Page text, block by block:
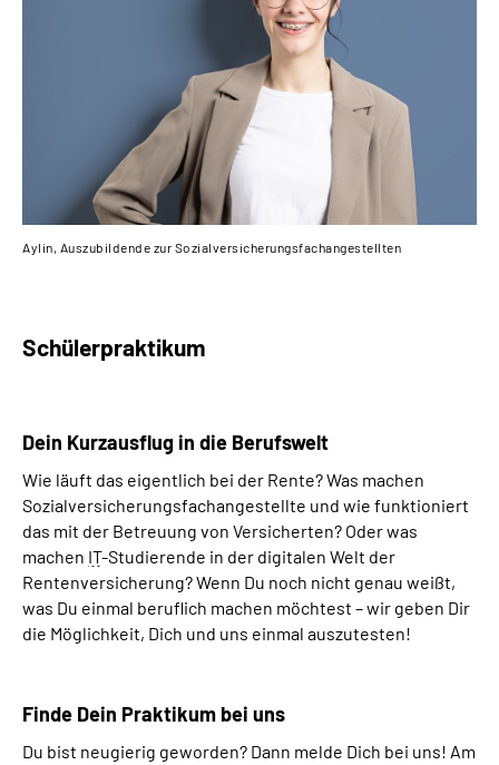
Inhalte in Gebärdensprache (DGS)
Leichte Sprache
Suche
Aylin, Auszubildende zur Sozialversicherungsfachangestellten
Schülerpraktikum
Dein Kurzausflug in die Berufswelt
Wie läuft das eigentlich bei der Rente? Was machen
Sozialversicherungsfachangestellte und wie funktioniert
das mit der Betreuung von Versicherten? Oder was
machen IT-Studierende in der digitalen Welt der
Rentenversicherung? Wenn Du noch nicht genau weißt,
was Du einmal beruflich machen möchtest – wir geben Dir
die Möglichkeit, Dich und uns einmal auszutesten!
Finde Dein Praktikum bei uns
Du bist neugierig geworden? Dann melde Dich bei uns! Am